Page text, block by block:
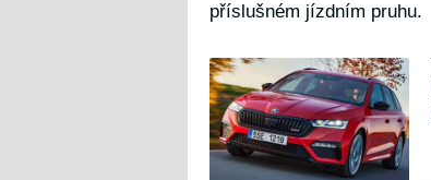
příslušném jízdním pruhu.